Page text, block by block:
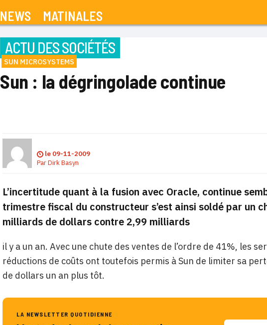
NEWS MATINALES
ACTU DES SOCIÉTÉS
SUN MICROSYSTEMS
Sun : la dégringolade continue
le 09-11-2009
ParDirk Basyn
L’incertitude quant à la fusion avec Oracle, continue
trimestre fiscal du constructeur s’est ainsi soldé par un
milliards de dollars contre 2,99 milliards
il y a un an. Avec une chute des ventes de l’ordre de 41%, les
réductions de coûts ont toutefois permis à Sun de limiter sa
de dollars un an plus tôt.
LA NEWSLETTER QUOTIDIENNE